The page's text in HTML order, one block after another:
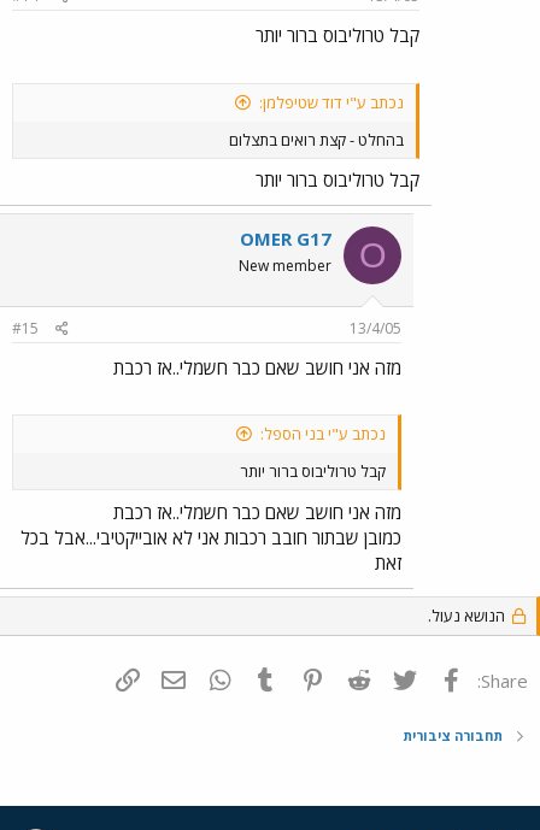
קבל טרוליבוס ברור יותר
נכתב ע"י דוד שטיפלמן:
בהחלט - קצת רואים בתצלום
קבל טרוליבוס ברור יותר
O
OMER G17
New member
13/4/05
#15
מזה אני חושב שאם כבר חשמלי..אז רכבת
נכתב ע"י בני הספל:
קבל טרוליבוס ברור יותר
מזה אני חושב שאם כבר חשמלי..אז רכבת
כמובן שבתור חובב רכבות אני לא אובייקטיבי...אבל בכל
זאת
הנושא נעול.
Share: פייסבוק Twitter
Reddit
Pinterest
Tumblr
WhatsAppדואר אלקטרוני
תחבורה ציבורית